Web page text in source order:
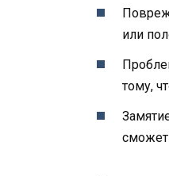
или
тому,
сможет